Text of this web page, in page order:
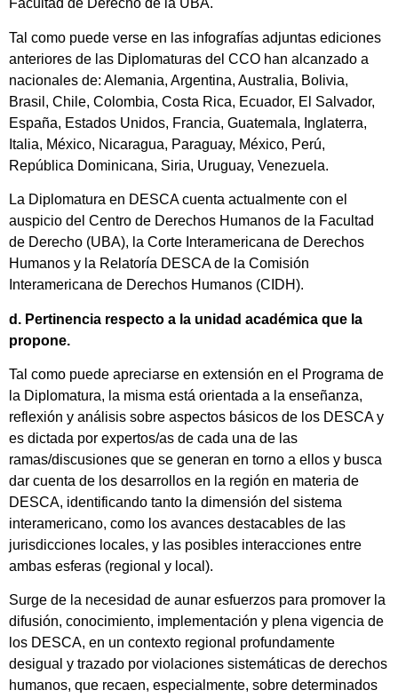
Facultad de Derecho de la UBA.
Tal como puede verse en las infografías adjuntas ediciones
anteriores de las Diplomaturas del CCO han alcanzado a
nacionales de: Alemania, Argentina, Australia, Bolivia,
Brasil, Chile, Colombia, Costa Rica, Ecuador, El Salvador,
España, Estados Unidos, Francia, Guatemala, Inglaterra,
Italia, México, Nicaragua, Paraguay, México, Perú,
República Dominicana, Siria, Uruguay, Venezuela.
La Diplomatura en DESCA cuenta actualmente con el
auspicio del Centro de Derechos Humanos de la Facultad
de Derecho (UBA), la Corte Interamericana de Derechos
Humanos y la Relatoría DESCA de la Comisión
Interamericana de Derechos Humanos (CIDH).
d. Pertinencia respecto a la unidad académica que la
propone.
Tal como puede apreciarse en extensión en el Programa de
la Diplomatura, la misma está orientada a la enseñanza,
reflexión y análisis sobre aspectos básicos de los DESCA y
es dictada por expertos/as de cada una de las
ramas/discusiones que se generan en torno a ellos y busca
dar cuenta de los desarrollos en la región en materia de
DESCA, identificando tanto la dimensión del sistema
interamericano, como los avances destacables de las
jurisdicciones locales, y las posibles interacciones entre
ambas esferas (regional y local).
Surge de la necesidad de aunar esfuerzos para promover la
difusión, conocimiento, implementación y plena vigencia de
los DESCA, en un contexto regional profundamente
desigual y trazado por violaciones sistemáticas de derechos
humanos, que recaen, especialmente, sobre determinados